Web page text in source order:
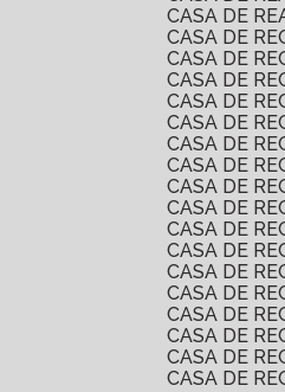
CASA DE
CASA DE
CASA DE
CASA DE
CASA DE
CASA DE
CASA DE
CASA DE
CASA DE
CASA DE
CASA DE
CASA DE
CASA DE
CASA DE
CASA DE
CASA DE
CASA DE
CASA DE